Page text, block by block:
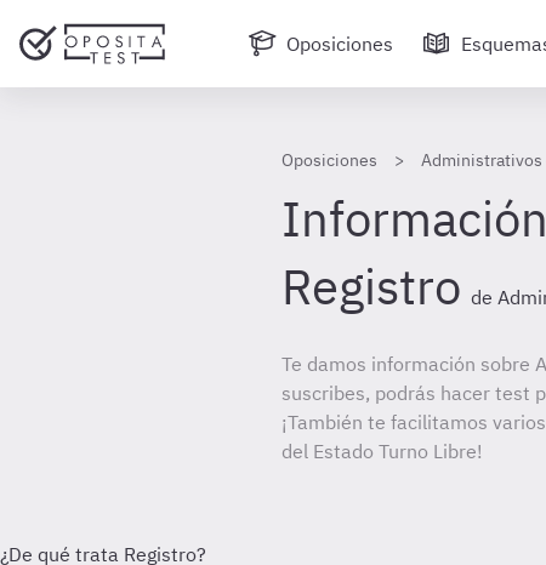
Oposiciones
Oposiciones Administrativos
Registro de
Te damos información sobre
suscribes, podrás hacer test
¡También te facilitamos
del Estado Turno Libre!